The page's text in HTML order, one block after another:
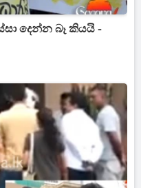
දෙන්න බෑ කියයි -